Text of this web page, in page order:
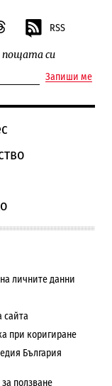
RSS
пощата си
Запиши ме
личните данни
сайта
при коригиране
България
ползване